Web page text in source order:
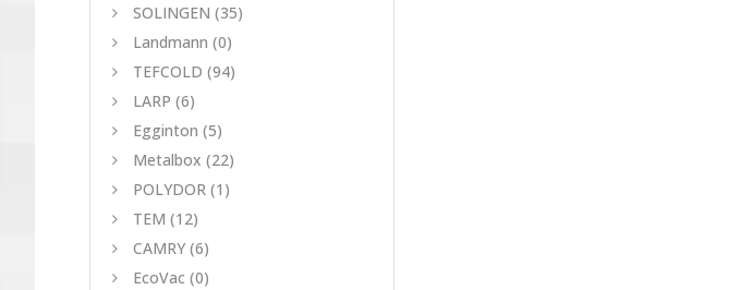
SOLINGEN (35)
Landmann (0)
TEFCOLD (94)
LARP (6)
Egginton (5)
Metalbox (22)
POLYDOR (1)
TEM (12)
CAMRY (6)
EcoVac (0)